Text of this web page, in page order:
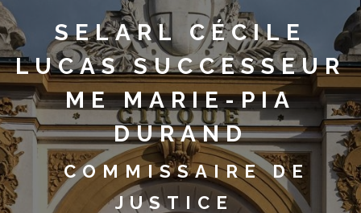
SELARL CÉCILE
LUCAS SUCCESSEUR
ME MARIE-PIA
DURAND
COMMISSAIRE DE
JUSTICE